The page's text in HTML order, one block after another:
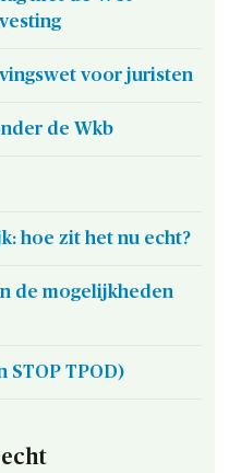
voor juristen
de Wkb
hoe zit het nu echt?
de mogelijkheden
STOP TPOD)